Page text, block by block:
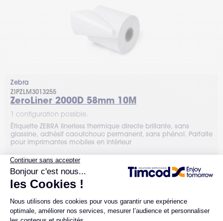
Zebra
ZIPZLM3013255
ZeroLiner 2000D 58mm 10M
1 configuration possible.
Étiquette ZEBRA linerless thermique directe brillante, sans
glassine, adhésif caoutchouc permanent, sans phénol. Parfaite
pour imprimantes mobiles en intérieur